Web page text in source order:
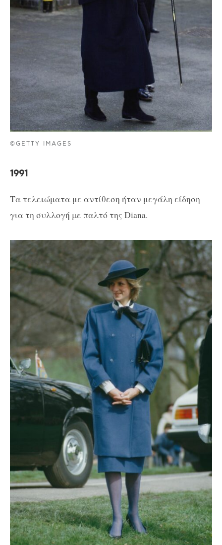
©GETTY IMAGES
1991
Τα τελειώματα με αντίθεση ήταν μεγάλη είδηση
για τη συλλογή με παλτό της Diana.